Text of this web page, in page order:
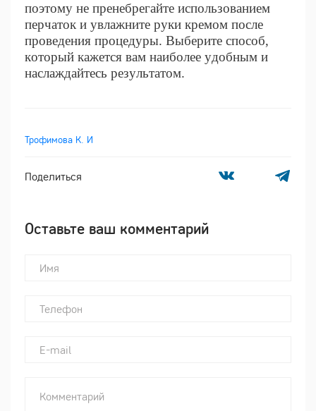
поэтому не пренебрегайте использованием
перчаток и увлажните руки кремом после
проведения процедуры. Выберите способ,
который кажется вам наиболее удобным и
наслаждайтесь результатом.
Трофимова К. И
Поделиться
Оставьте ваш комментарий